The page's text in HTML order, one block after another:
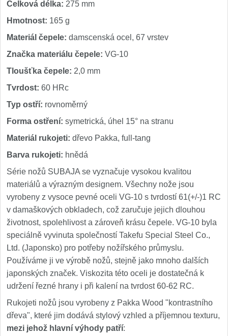
Celková délka: 275 mm
Hmotnost: 165 g
Materiál čepele: damscenská ocel, 67 vrstev
Značka materiálu čepele: VG-10
Tloušťka čepele: 2,0 mm
Tvrdost: 60 HRc
Typ ostří: rovnoměrný
Forma ostření: symetrická, úhel 15° na stranu
Materiál rukojeti: dřevo Pakka, full-tang
Barva rukojeti: hnědá
Série nožů SUBAJA se vyznačuje vysokou kvalitou
materiálů a výrazným designem. Všechny nože jsou
vyrobeny z vysoce pevné oceli VG-10 s tvrdostí 61(+/-)1 RC
v damaškových obkladech, což zaručuje jejich dlouhou
životnost, spolehlivost a zároveň krásu čepele. VG-10 byla
speciálně vyvinuta společností Takefu Special Steel Co.,
Ltd. (Japonsko) pro potřeby nožířského průmyslu.
Používáme ji ve výrobě nožů, stejně jako mnoho dalších
japonských značek. Viskozita této oceli je dostatečná k
udržení řezné hrany i při kalení na tvrdost 60-62 RC.
Rukojeti nožů jsou vyrobeny z Pakka Wood "kontrastního
dřeva", které jim dodává stylový vzhled a příjemnou texturu,
mezi jehož hlavní výhody patří: